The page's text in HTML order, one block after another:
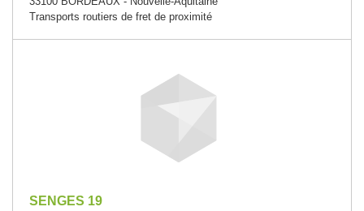
Transports routiers de fret de proximité
SENGES 19